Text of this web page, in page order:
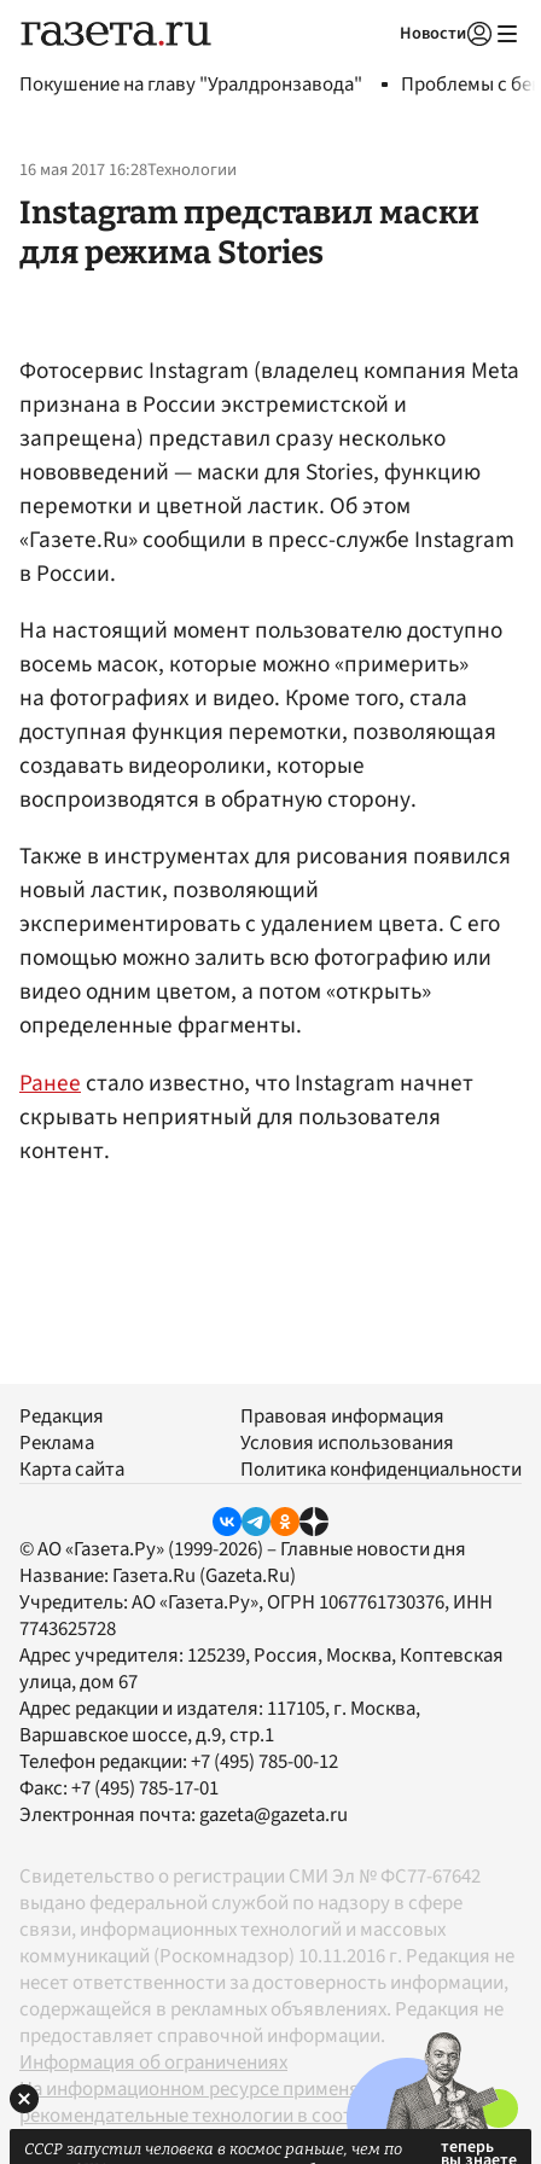
Новости
Покушение на главу "Уралдронзавода" Проблемы с
16 мая 2017 16:28Технологии
Instagram представил маски
для режима Stories
Фотосервис Instagram (владелец компания Meta
признана в России экстремистской и
запрещена) представил сразу несколько
нововведений — маски для Stories, функцию
перемотки и цветной ластик. Об этом
«Газете.Ru» сообщили в пресс-службе Instagram
в России.
На настоящий момент пользователю доступно
восемь масок, которые можно «примерить»
на фотографиях и видео. Кроме того, стала
доступная функция перемотки, позволяющая
создавать видеоролики, которые
воспроизводятся в обратную сторону.
Также в инструментах для рисования появился
новый ластик, позволяющий
экспериментировать с удалением цвета. С его
помощью можно залить всю фотографию или
видео одним цветом, а потом «открыть»
определенные фрагменты.
Ранее стало известно, что Instagram начнет
скрывать неприятный для пользователя
контент.
Редакция
Реклама
Карта сайта
Правовая информация
Условия использования
Политика конфиденциальности
© АО «Газета.Ру» (1999-2026) – Главные новости дня
Название: Газета.Ru (Gazeta.Ru)
Учредитель:АО «Газета.Ру», ОГРН 1067761730376, ИНН
7743625728
Адрес учредителя: 125239, Россия, Москва, Коптевская
улица, дом 67
Адрес редакции и издателя: 117105, г. Москва,
Варшавское шоссе, д.9, стр.1
Телефон редакции:+7 (495) 785-00-12
Факс:+7 (495) 785-17-01
Электронная почта:gazeta@gazeta.ru
Свидетельство о регистрации СМИ Эл № ФС77-67642
выдано федеральной службой по надзору в сфере
связи, информационных технологий и массовых
коммуникаций (Роскомнадзор) 10.11.2016 г. Редакция не
несет ответственности за достоверность информации,
содержащейся в рекламных объявлениях. Редакция не
предоставляет справочной информации.
Информация об ограничениях
На информационном ресурсе применяются
рекомендательные технологии в соответствии с
Правилами
СССР запустил человека в космос раньше, чем по